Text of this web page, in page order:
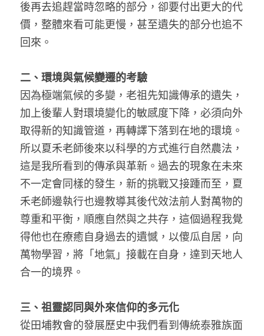
後再去追趕當時忽略的部分，卻要付出更大的代
價，整體來看可能更慢，甚至遺失的部分也追不
回來。
二、環境與氣候變遷的考驗
因為極端氣候的多變，老祖先知識傳承的遺失，
加上後輩人對環境變化的敏感度下降，必須向外
取得新的知識管道，再轉譯下落到在地的環境。
所以夏禾老師後來以科學的方式進行自然農法，
這是我所看到的傳承與革新。過去的現象在未來
不一定會同樣的發生，新的挑戰又接踵而至，夏
禾老師邊執行也邊教導其後代效法前人對萬物的
尊重和平衡，順應自然與之共存，這個過程我覺
得他也在療癒自身過去的遺憾，以傻瓜自居，向
萬物學習，將「地氣」接載在自身，達到天地人
合一的境界。
三、祖靈認同與外來信仰的多元化
從田埔教會的發展歷史中我們看到傳統泰雅族面